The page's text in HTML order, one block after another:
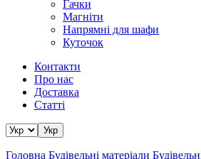
Меблева фурнітура
Дзеркало тримачі
Гачки
Напрямні для шафи
Куточок
Контакти
Про нас
Доставка